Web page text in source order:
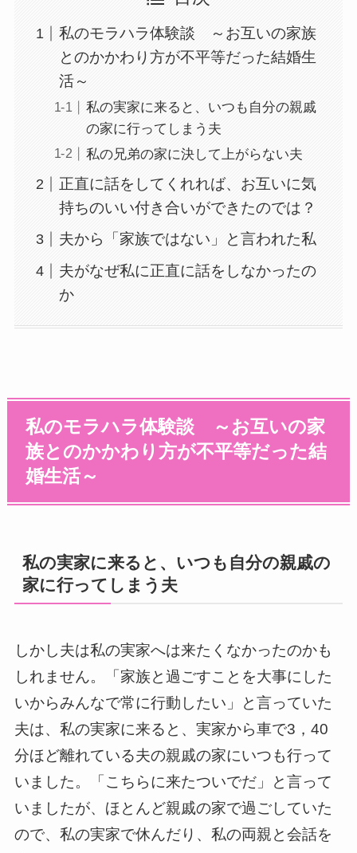
私のモラハラ体験談 ～お互いの家族
とのかかわり方が不平等だった結婚生
活～
私の実家に来ると、いつも自分の親戚
の家に行ってしまう夫
私の兄弟の家に決して上がらない夫
正直に話をしてくれれば、お互いに気
持ちのいい付き合いができたのでは？
夫から「家族ではない」と言われた私
夫がなぜ私に正直に話をしなかったの
か
私のモラハラ体験談 ～お互いの家
族とのかかわり方が不平等だった結
婚生活～
私の実家に来ると、いつも自分の親戚の
家に行ってしまう夫
しかし夫は私の実家へは来たくなかったのかも
しれません。「家族と過ごすことを大事にした
いからみんなで常に行動したい」と言っていた
夫は、私の実家に来ると、実家から車で3，40
分ほど離れている夫の親戚の家にいつも行って
いました。「こちらに来たついでだ」と言って
いましたが、ほとんど親戚の家で過ごしていた
ので、私の実家で休んだり、私の両親と会話を